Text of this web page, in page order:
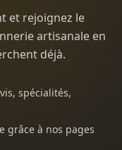
et rejoignez le
artisanale en
déjà.
spécialités,
grâce à nos pages